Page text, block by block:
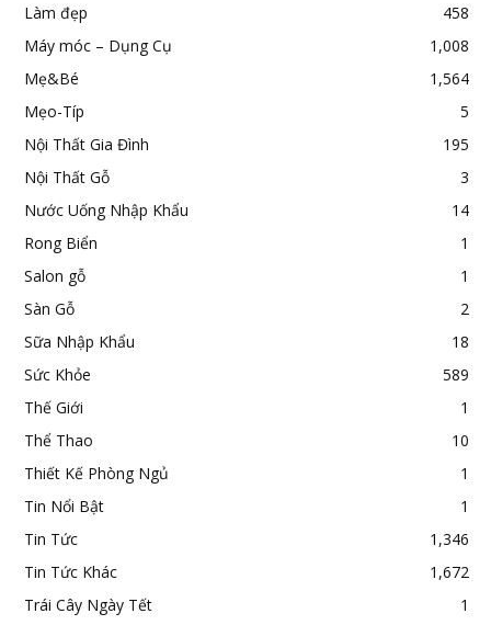
Làm đẹp
458
Máy móc – Dụng Cụ
1,008
Mẹ&Bé
1,564
Mẹo-Típ
5
Nội Thất Gia Đình
195
Nội Thất Gỗ
3
Nước Uống Nhập Khẩu
14
Rong Biển
1
Salon gỗ
1
Sàn Gỗ
2
Sữa Nhập Khẩu
18
Sức Khỏe
589
Thế Giới
1
Thể Thao
10
Thiết Kế Phòng Ngủ
1
Tin Nổi Bật
1
Tin Tức
1,346
Tin Tức Khác
1,672
Trái Cây Ngày Tết
1